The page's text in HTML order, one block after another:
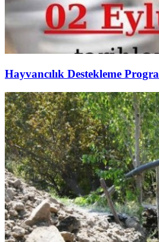
Hayvancılık Destekleme